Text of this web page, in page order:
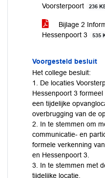
Voorsterpoort
236
Bijlage 2
Hessenpoort 3
535
Voorgesteld besluit
Het college besluit:
1. De locaties
Hessenpoort 3
een tijdelijke
overbrugging van de
2. In te stemmen om
communicatie- en
formele verkenning
en Hessenpoort 3.
3. In te stemmen met
tijdelijke locatie.